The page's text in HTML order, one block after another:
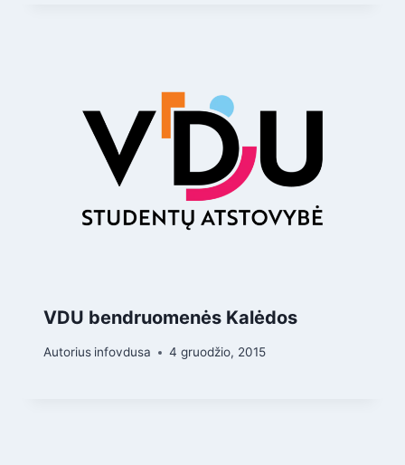
VDU bendruomenės Kalėdos
Autorius infovdusa 4 gruodžio, 2015